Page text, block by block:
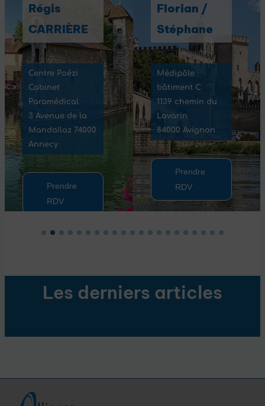
Régis
CARRIÈRE
Centre Poézi
Cabinet
Paramédical
3 Avenue de la
Mandallaz 74000
Annecy
Prendre
RDV
Florian /
Stéphane
Médipôle
bâtiment C
1139 chemin du
Lavarin
84000 Avignon
Prendre
RDV
Les derniers articles